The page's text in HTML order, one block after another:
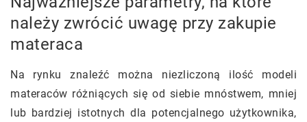
należy zwrócić uwagę przy zakupie
materaca
Na rynku znaleźć można niezliczoną ilość modeli
materaców różniących się od siebie mnóstwem, mniej
lub bardziej istotnych dla potencjalnego użytkownika,